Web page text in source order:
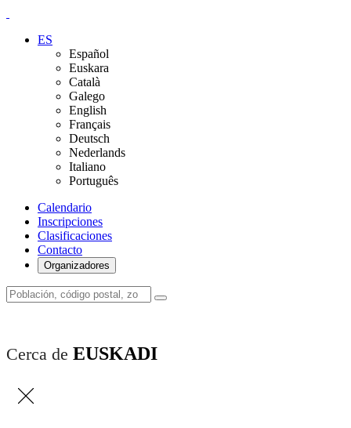
ES
Español
Euskara
Català
Galego
English
Français
Deutsch
Nederlands
Italiano
Português
Calendario
Inscripciones
Clasificaciones
Contacto
Organizadores
Cerca de EUSKADI